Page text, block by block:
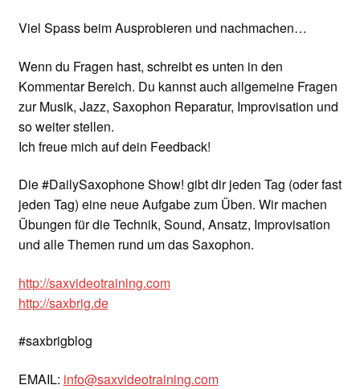
Viel Spass beim Ausprobieren und nachmachen…
Wenn du Fragen hast, schreibt es unten in den
Kommentar Bereich. Du kannst auch allgemeine Fragen
zur Musik, Jazz, Saxophon Reparatur, Improvisation und
so weiter stellen.
Ich freue mich auf dein Feedback!
Die #DailySaxophone Show! gibt dir jeden Tag (oder fast
jeden Tag) eine neue Aufgabe zum Üben. Wir machen
Übungen für die Technik, Sound, Ansatz, Improvisation
und alle Themen rund um das Saxophon.
http://saxvideotraining.com
http://saxbrig.de
#saxbrigblog
EMAIL: info@saxvideotraining.com